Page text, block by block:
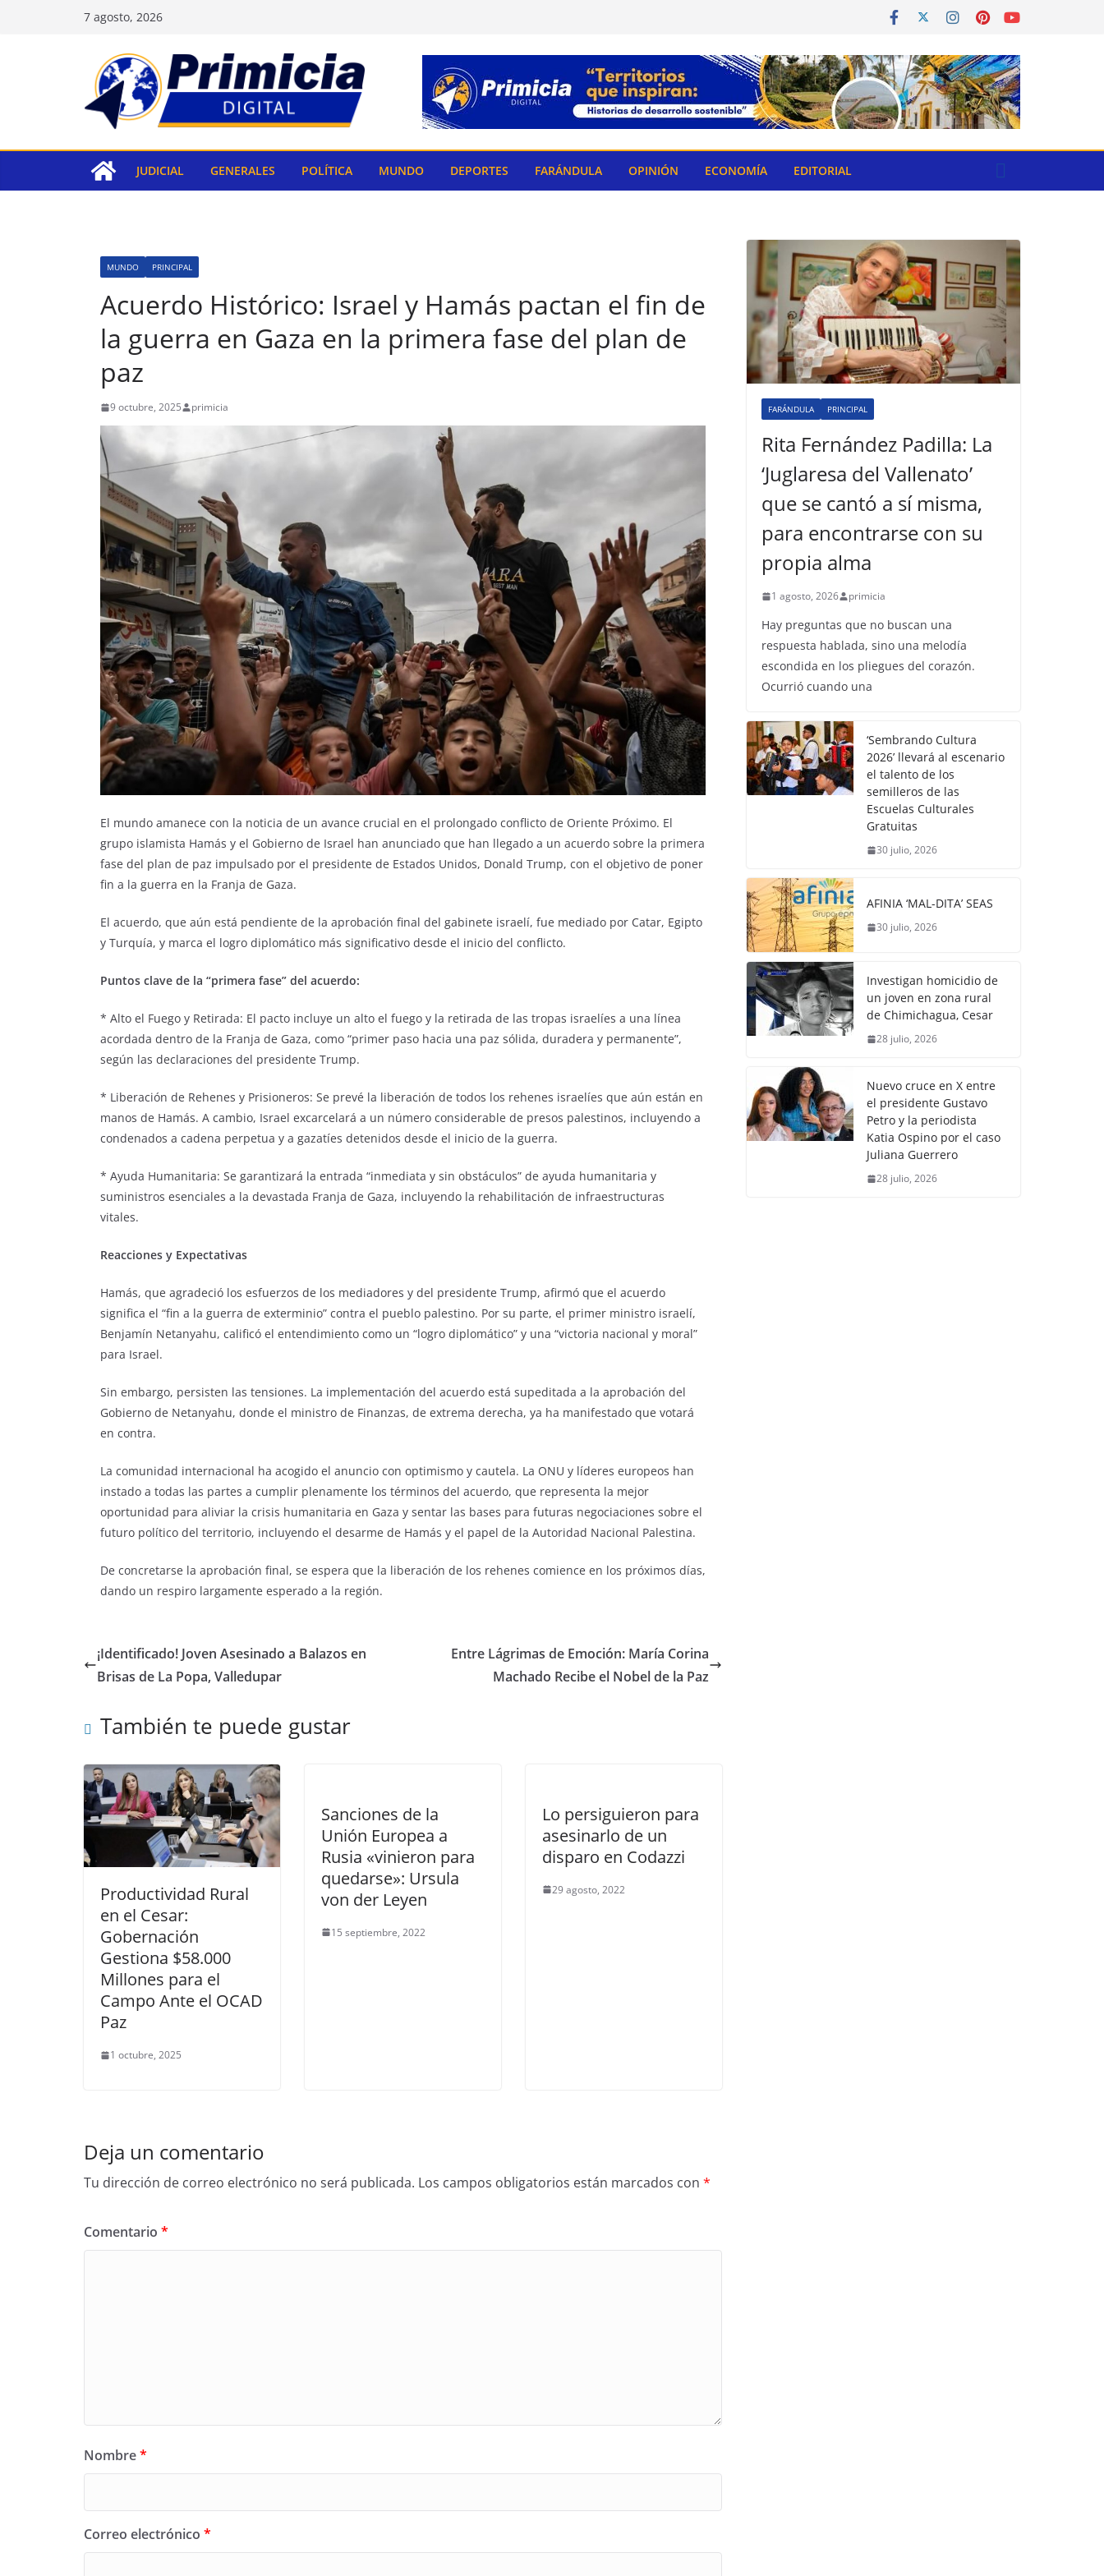
7 agosto, 2026
JUDICIAL GENERALES POLÍTICA MUNDO DEPORTES FARÁNDULA OPINIÓN ECONOMÍA EDITORIAL
MUNDO PRINCIPAL
Acuerdo Histórico: Israel y Hamás pactan el fin de
la guerra en Gaza en la primera fase del plan de
paz
9 octubre, 2025 primicia
El mundo amanece con la noticia de un avance crucial en el prolongado conflicto de Oriente Próximo. El
grupo islamista Hamás y el Gobierno de Israel han anunciado que han llegado a un acuerdo sobre la primera
fase del plan de paz impulsado por el presidente de Estados Unidos, Donald Trump, con el objetivo de poner
fin a la guerra en la Franja de Gaza.
El acuerdo, que aún está pendiente de la aprobación final del gabinete israelí, fue mediado por Catar, Egipto
y Turquía, y marca el logro diplomático más significativo desde el inicio del conflicto.
Puntos clave de la “primera fase” del acuerdo:
* Alto el Fuego y Retirada: El pacto incluye un alto el fuego y la retirada de las tropas israelíes a una línea
acordada dentro de la Franja de Gaza, como “primer paso hacia una paz sólida, duradera y permanente”,
según las declaraciones del presidente Trump.
* Liberación de Rehenes y Prisioneros: Se prevé la liberación de todos los rehenes israelíes que aún están en
manos de Hamás. A cambio, Israel excarcelará a un número considerable de presos palestinos, incluyendo a
condenados a cadena perpetua y a gazatíes detenidos desde el inicio de la guerra.
* Ayuda Humanitaria: Se garantizará la entrada “inmediata y sin obstáculos” de ayuda humanitaria y
suministros esenciales a la devastada Franja de Gaza, incluyendo la rehabilitación de infraestructuras
vitales.
Reacciones y Expectativas
Hamás, que agradeció los esfuerzos de los mediadores y del presidente Trump, afirmó que el acuerdo
significa el “fin a la guerra de exterminio” contra el pueblo palestino. Por su parte, el primer ministro israelí,
Benjamín Netanyahu, calificó el entendimiento como un “logro diplomático” y una “victoria nacional y moral”
para Israel.
Sin embargo, persisten las tensiones. La implementación del acuerdo está supeditada a la aprobación del
Gobierno de Netanyahu, donde el ministro de Finanzas, de extrema derecha, ya ha manifestado que votará
en contra.
La comunidad internacional ha acogido el anuncio con optimismo y cautela. La ONU y líderes europeos han
instado a todas las partes a cumplir plenamente los términos del acuerdo, que representa la mejor
oportunidad para aliviar la crisis humanitaria en Gaza y sentar las bases para futuras negociaciones sobre el
futuro político del territorio, incluyendo el desarme de Hamás y el papel de la Autoridad Nacional Palestina.
De concretarse la aprobación final, se espera que la liberación de los rehenes comience en los próximos días,
dando un respiro largamente esperado a la región.
¡Identificado! Joven Asesinado a Balazos en
Brisas de La Popa, Valledupar
Entre Lágrimas de Emoción: María Corina
Machado Recibe el Nobel de la Paz
También te puede gustar
Productividad Rural
en el Cesar:
Gobernación
Gestiona $58.000
Millones para el
Campo Ante el OCAD
Paz
1 octubre, 2025
Sanciones de la
Unión Europea a
Rusia «vinieron para
quedarse»: Ursula
von der Leyen
15 septiembre, 2022
Lo persiguieron para
asesinarlo de un
disparo en Codazzi
29 agosto, 2022
Deja un comentario
Tu dirección de correo electrónico no será publicada. Los campos obligatorios están marcados con *
Comentario *
Nombre*
Correo electrónico *
FARÁNDULA PRINCIPAL
Rita Fernández Padilla: La
‘Juglaresa del Vallenato’
que se cantó a sí misma,
para encontrarse con su
propia alma
1 agosto, 2026 primicia
Hay preguntas que no buscan una
respuesta hablada, sino una melodía
escondida en los pliegues del corazón.
Ocurrió cuando una
‘Sembrando Cultura
2026’ llevará al escenario
el talento de los
semilleros de las
Escuelas Culturales
Gratuitas
30 julio, 2026
AFINIA ‘MAL-DITA’ SEAS
30 julio, 2026
Investigan homicidio de
un joven en zona rural
de Chimichagua, Cesar
28 julio, 2026
Nuevo cruce en X entre
el presidente Gustavo
Petro y la periodista
Katia Ospino por el caso
Juliana Guerrero
28 julio, 2026